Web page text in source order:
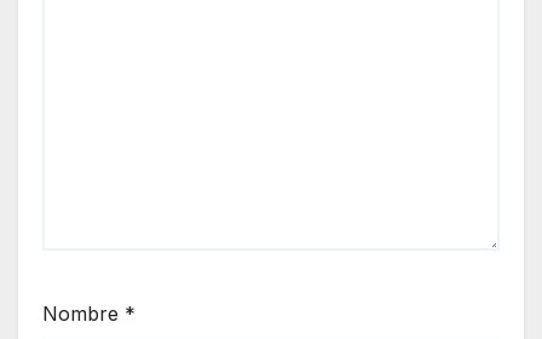
Nombre *